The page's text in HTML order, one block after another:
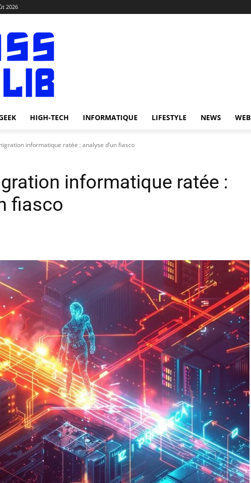
2026
HIGH-TECH INFORMATIQUE LIFESTYLE NEWS WEB
informatique ratée : analyse d’un fiasco
informatique ratée :
fiasco